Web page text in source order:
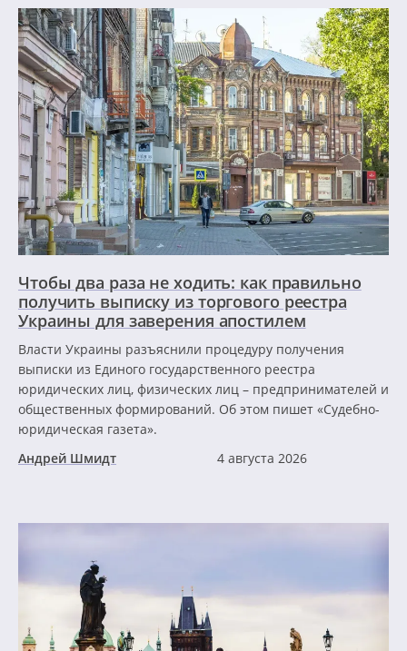
Чтобы два раза не ходить: как правильно
получить выписку из торгового реестра
Украины для заверения апостилем
Власти Украины разъяснили процедуру получения
выписки из Единого государственного реестра
юридических лиц, физических лиц – предпринимателей и
общественных формирований. Об этом пишет «Судебно-
юридическая газета».
Андрей Шмидт
4 августа 2026